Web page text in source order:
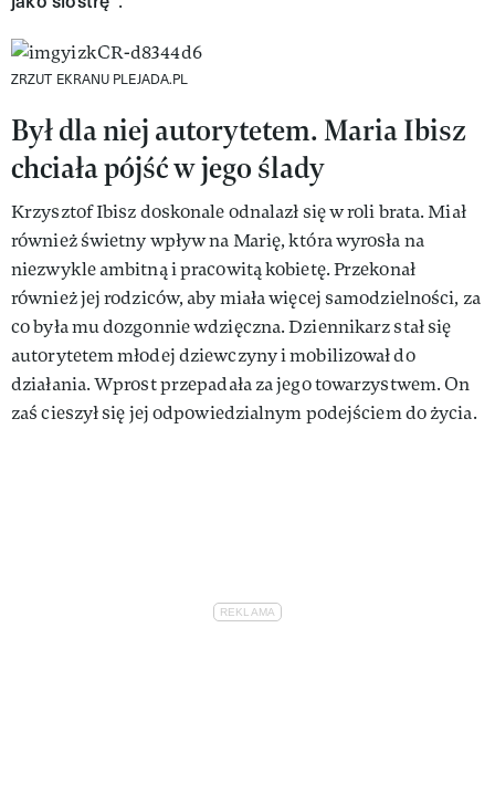
ZRZUT EKRANU PLEJADA.PL
Był dla niej autorytetem. Maria Ibisz
chciała pójść w jego ślady
Krzysztof Ibisz doskonale odnalazł się w roli brata. Miał
również świetny wpływ na Marię, która wyrosła na
niezwykle ambitną i pracowitą kobietę. Przekonał
również jej rodziców, aby miała więcej samodzielności, za
co była mu dozgonnie wdzięczna. Dziennikarz stał się
autorytetem młodej dziewczyny i mobilizował do
działania. Wprost przepadała za jego towarzystwem. On
zaś cieszył się jej odpowiedzialnym podejściem do życia.